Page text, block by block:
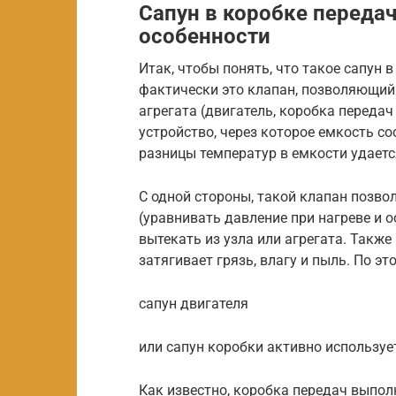
Сапун в коробке
особенности
Итак, чтобы понять, что такое сапун
фактически это клапан,
агрегата (двигатель, коробка
устройство, через которое емкость
разницы температур в емкости
С одной стороны, такой клапан
(уравнивать давление при нагреве и
вытекать из узла или агрегата.
затягивает грязь, влагу и пыль. По
сапун двигателя
или сапун коробки активно
Как известно, коробка передач